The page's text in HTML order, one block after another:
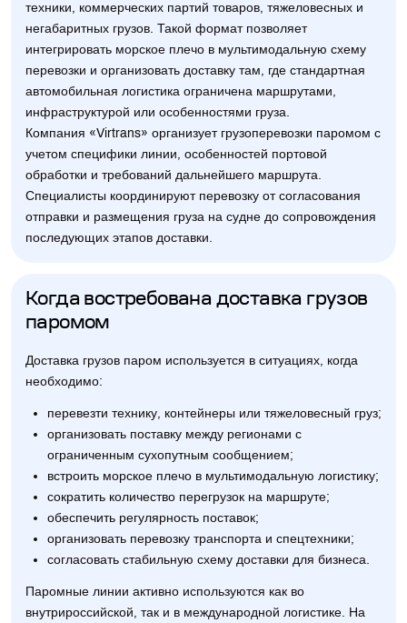
техники, коммерческих партий товаров, тяжеловесных и
негабаритных грузов. Такой формат позволяет
интегрировать морское плечо в мультимодальную схему
перевозки и организовать доставку там, где стандартная
автомобильная логистика ограничена маршрутами,
инфраструктурой или особенностями груза.
Компания «Virtrans» организует грузоперевозки паромом с
учетом специфики линии, особенностей портовой
обработки и требований дальнейшего маршрута.
Специалисты координируют перевозку от согласования
отправки и размещения груза на судне до сопровождения
последующих этапов доставки.
Когда востребована доставка грузов
паромом
Доставка грузов паром используется в ситуациях, когда
необходимо:
перевезти технику, контейнеры или тяжеловесный груз;
организовать поставку между регионами с
ограниченным сухопутным сообщением;
встроить морское плечо в мультимодальную логистику;
сократить количество перегрузок на маршруте;
обеспечить регулярность поставок;
организовать перевозку транспорта и спецтехники;
согласовать стабильную схему доставки для бизнеса.
Паромные линии активно используются как во
внутрироссийской, так и в международной логистике. На